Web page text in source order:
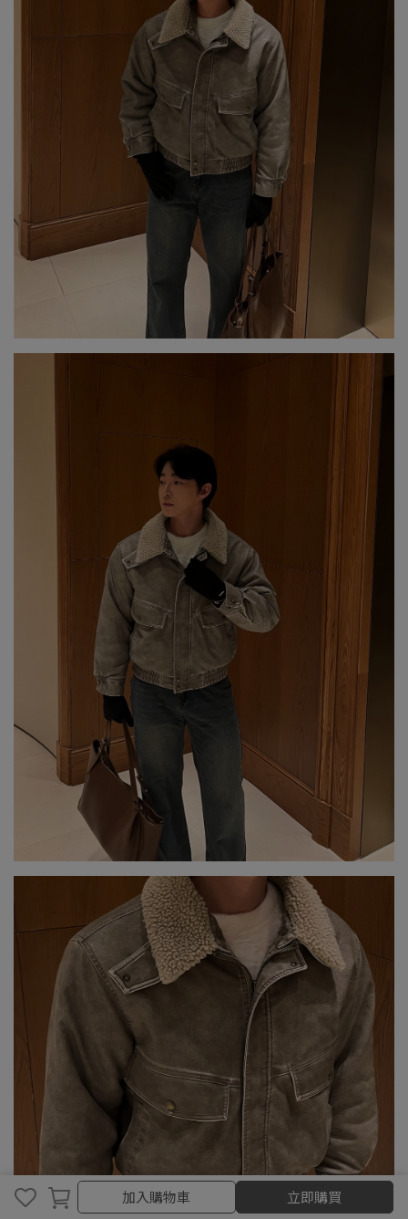
加入購物車
加入購物車 立即購買